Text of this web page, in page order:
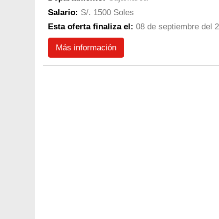
Salario: S/. 1500 Soles
Esta oferta finaliza el: 08 de septiembre del
Más información